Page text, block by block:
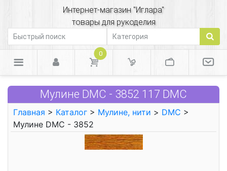
Интернет-магазин "Иглара"
товары для рукоделия
0
Мулине DMC - 3852 117 DMC
Главная > Каталог > Мулине, нити > DMC >
Мулине DMC - 3852